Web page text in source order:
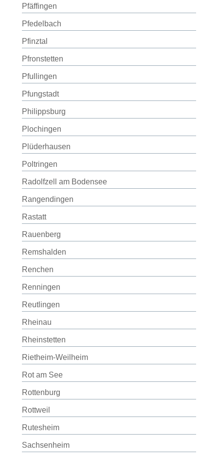
Pfäffingen
Pfedelbach
Pfinztal
Pfronstetten
Pfullingen
Pfungstadt
Philippsburg
Plochingen
Plüderhausen
Poltringen
Radolfzell am Bodensee
Rangendingen
Rastatt
Rauenberg
Remshalden
Renchen
Renningen
Reutlingen
Rheinau
Rheinstetten
Rietheim-Weilheim
Rot am See
Rottenburg
Rottweil
Rutesheim
Sachsenheim